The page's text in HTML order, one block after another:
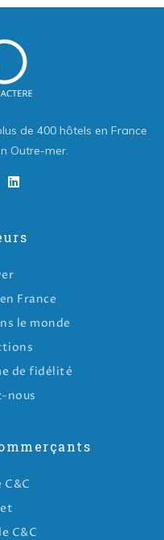
de 400 hôtels en France
Outre-mer.
France
le monde
de fidélité
nous
C&C